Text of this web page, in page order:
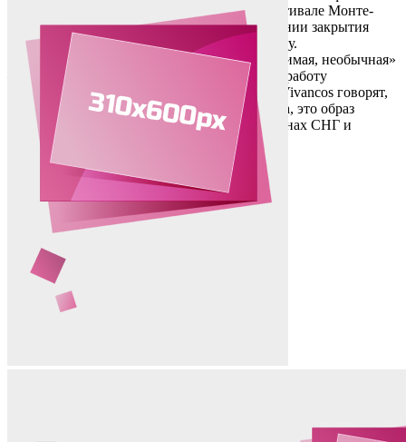
“Los Vivancos” участвовали в Цирковом фестивале Монте-
Карло, а также принимали участие в церемонии закрытия
Зимних Олимпийских игр в Сочи в 2014 году.
«Революционная, инновационная, неповторимая, необычная»
– такими определениями наделили критики работу
танцевального коллектива. Сами же братья Vivancos говорят,
что их искусство – больше чем просто работа, это образ
жизни, а их давняя мечта – выступить в странах СНГ и
показать своё мастерство.